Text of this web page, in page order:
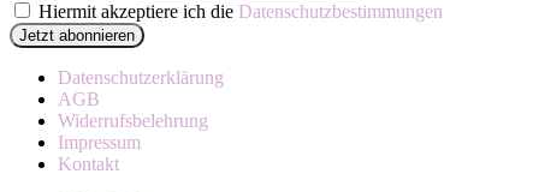
Hiermit akzeptiere ich die Datenschutzbestimmungen
Datenschutzerklärung
AGB
Widerrufsbelehrung
Impressum
Kontakt